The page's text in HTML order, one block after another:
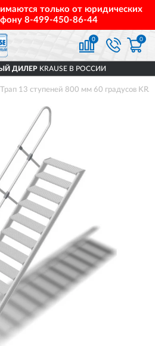
только от юридических
8-499-450-86-44
0 0
ДИЛЕРKRAUSE В РОССИИ
Трап 13 ступеней 800 мм 60 градусов